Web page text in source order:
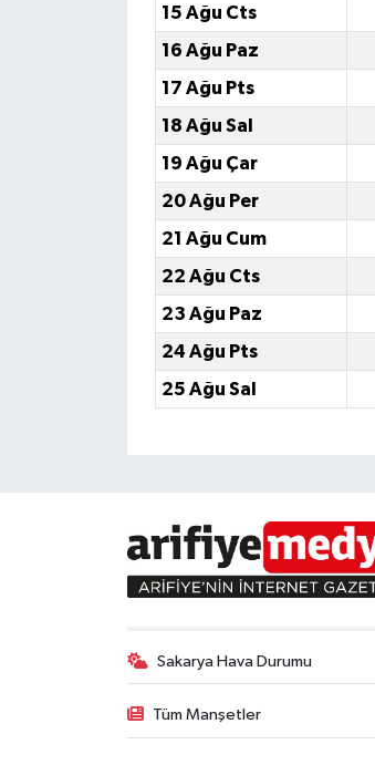
15 Ağu Cts
16 Ağu Paz
17 Ağu Pts
18 Ağu Sal
19 Ağu Çar
20 Ağu Per
21 Ağu Cum
22 Ağu Cts
23 Ağu Paz
24 Ağu Pts
25 Ağu Sal
Sakarya Hava Durumu
Tüm Manşetler